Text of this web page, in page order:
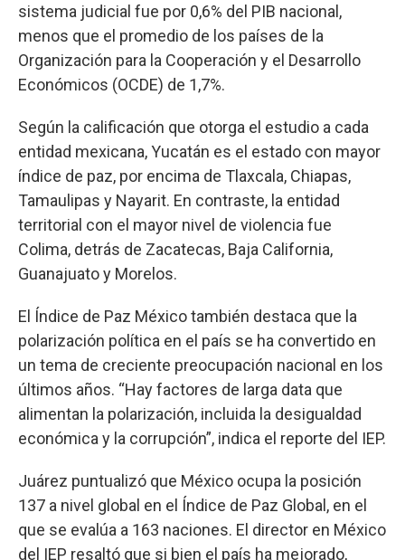
sistema judicial fue por 0,6% del PIB nacional,
menos que el promedio de los países de la
Organización para la Cooperación y el Desarrollo
Económicos (OCDE) de 1,7%.
Según la calificación que otorga el estudio a cada
entidad mexicana, Yucatán es el estado con mayor
índice de paz, por encima de Tlaxcala, Chiapas,
Tamaulipas y Nayarit. En contraste, la entidad
territorial con el mayor nivel de violencia fue
Colima, detrás de Zacatecas, Baja California,
Guanajuato y Morelos.
El Índice de Paz México también destaca que la
polarización política en el país se ha convertido en
un tema de creciente preocupación nacional en los
últimos años. “Hay factores de larga data que
alimentan la polarización, incluida la desigualdad
económica y la corrupción”, indica el reporte del IEP.
Juárez puntualizó que México ocupa la posición
137 a nivel global en el Índice de Paz Global, en el
que se evalúa a 163 naciones. El director en México
del IEP resaltó que si bien el país ha mejorado,